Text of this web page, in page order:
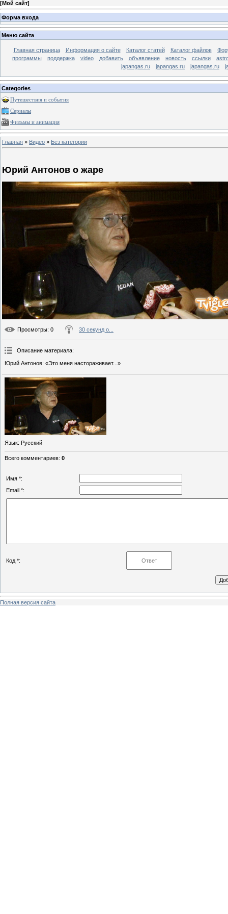
[Мой сайт]
Форма входа
Меню сайта
Главная страница Информация о сайте Каталог статей Каталог файлов
программы
поддержка video добавить объявление новость ссылки
japangas.ru
japangas.ru japangas.ru
Categories
Путешествия и события
Сериалы
Фильмы и анимация
Главная » Видео » Без категории
Юрий Антонов о жаре
Просмотры: 0 30 секунд о...
Описание материала:
Юрий Антонов: «Это меня настораживает...»
Язык: Русский
Всего комментариев: 0
Имя *:
Email *:
Код *:
Полная версия сайта